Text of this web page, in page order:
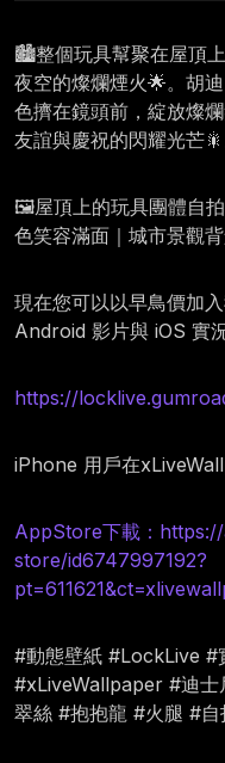
🏙️整個玩具幫聚在屋頂
夜空的燦爛煙火🌟。胡
色擠在鏡頭前，綻放燦
友誼與慶祝的閃耀光芒🎇
🖼️屋頂上的玩具團體自
色笑容滿面｜城市景觀
現在您可以以早鳥價加
Android 影片與 iOS 實
https://
iPhone 用戶在
AppStore下載：
store/id6747997192?
#動態壁紙 #LockLive #
#xLiveWallpaper #迪士
翠絲 #抱抱龍 #火腿 #